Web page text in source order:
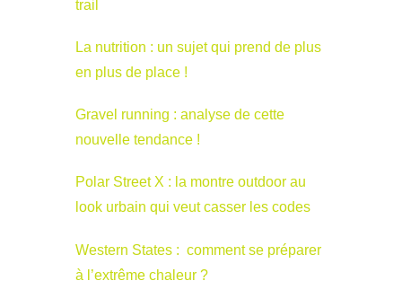
trail
La nutrition : un sujet qui prend de plus
en plus de place !
Gravel running : analyse de cette
nouvelle tendance !
Polar Street X : la montre outdoor au
look urbain qui veut casser les codes
Western States : comment se préparer
à l’extrême chaleur ?